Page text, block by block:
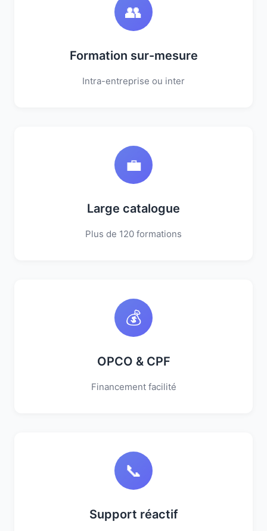
👥
Formation sur-mesure
Intra-entreprise ou inter
💼
Large catalogue
Plus de 120 formations
💰
OPCO & CPF
Financement facilité
📞
Support réactif